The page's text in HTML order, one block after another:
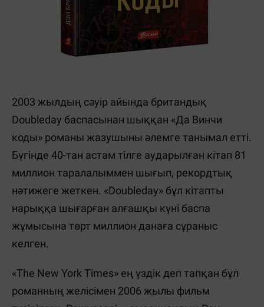
2003 жылдың сәуір айында британдық
Doubleday баспасынан шыққан «Да Винчи
коды» романы жазушыны әлемге танымал етті.
Бүгінде 40-тан астам тілге аударылған кітап 81
миллион таралалыммен шығып, рекордтық
нәтижеге жеткен. «Doubleday» бұл кітапты
нарыққа шығарған алғашқы күні баспа
жұмысына төрт миллион данаға сұраныс
келген.
«The New York Times» ең үздік деп тапқан бұл
романның желісімен 2006 жылы фильм